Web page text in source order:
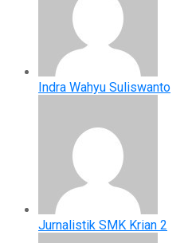
Indra Wahyu Suliswanto
Jurnalistik SMK Krian 2